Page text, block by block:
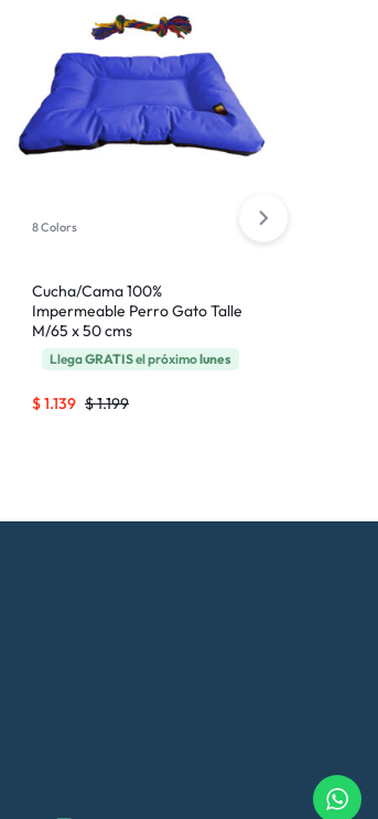
8 Colors
Cucha/Cama 100%
Impermeable Perro Gato Talle
M/65 x 50 cms
LlegaGRATISel próximolunes
$1.199
$1.139